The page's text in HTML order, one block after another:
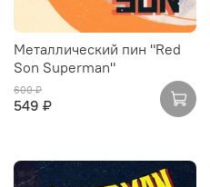
Металлический пин "Red
Son Superman"
600 ₽
549 ₽